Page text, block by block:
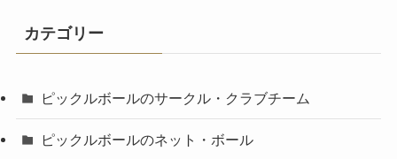
カテゴリー
ピックルボールのサークル・クラブチーム
ピックルボールのネット・ボール